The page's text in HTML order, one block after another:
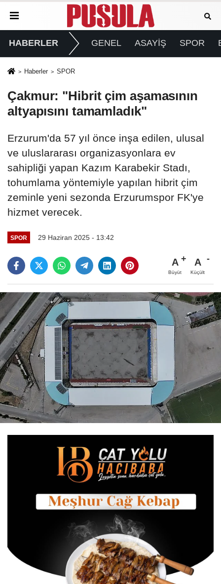
HABERLER GENEL ASAYİŞ SPOR
Haberler SPOR
Çakmur: "Hibrit çim aşamasının
altyapısını tamamladık"
Erzurum'da 57 yıl önce inşa edilen, ulusal
ve uluslararası organizasyonlara ev
sahipliği yapan Kazım Karabekir Stadı,
tohumlama yöntemiyle yapılan hibrit çim
zeminle yeni sezonda Erzurumspor FK'ye
hizmet verecek.
SPOR 29 Haziran 2025 - 13:42
A
Büyüt
A
Küçült